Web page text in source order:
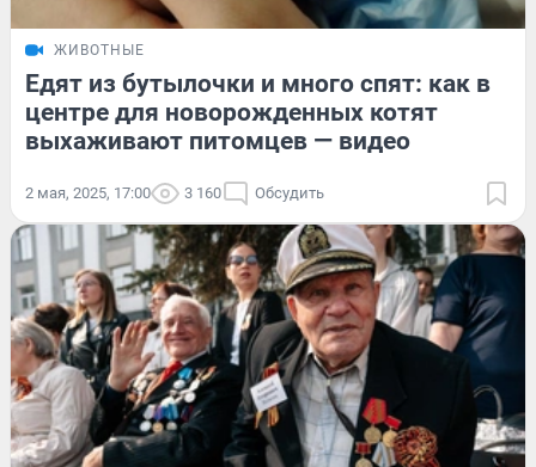
ЖИВОТНЫЕ
Едят из бутылочки и много спят: как в
центре для новорожденных котят
выхаживают питомцев — видео
2 мая, 2025, 17:00 3 160 Обсудить